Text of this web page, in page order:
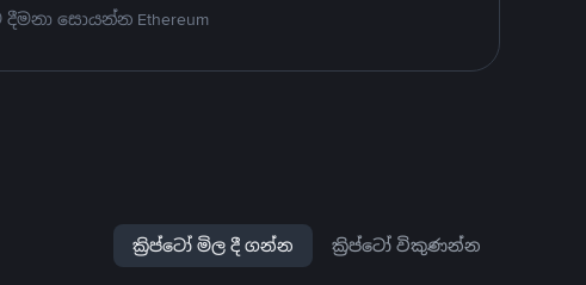
සොයන්න Ethereum
ක්‍රිප්ටෝ මිල දී ගන්න ක්‍රිප්ටෝ විකුණන්න